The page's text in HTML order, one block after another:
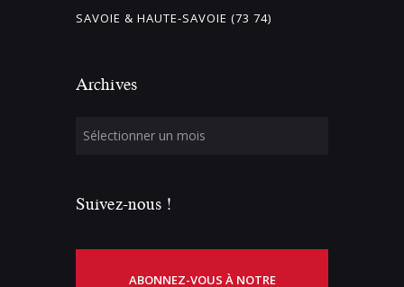
SAVOIE & HAUTE-SAVOIE (73 74)
Archives
Suivez-nous !
ABONNEZ-VOUS À NOTRE